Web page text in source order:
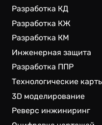
Разработка КД
Разработка КЖ
Разработка КМ
Инженерная защита
Разработка ППР
Технологические
3D моделирование
Реверс инжиниринг